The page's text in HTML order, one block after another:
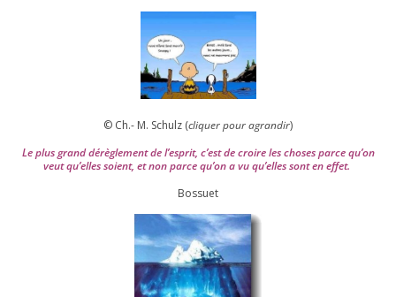
© Ch.- M. Schulz (cli­quer pour agran­dir)
Le plus grand dérè­gle­ment de l’es­prit, c’est de croire les choses parce qu’on
veut qu’elles soient, et non parce qu’on a vu qu’elles sont en effet.
Bossuet